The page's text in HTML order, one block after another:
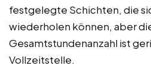
festgelegte Schichten, die
wiederholen können, aber
Gesamtstundenanzahl ist
Vollzeitstelle.